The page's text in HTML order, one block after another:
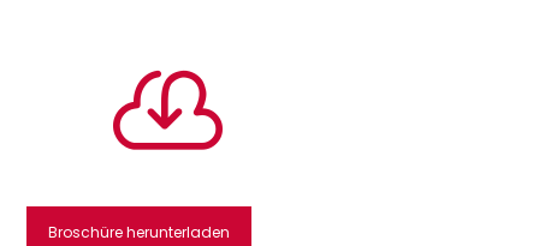

Broschüre herunterladen